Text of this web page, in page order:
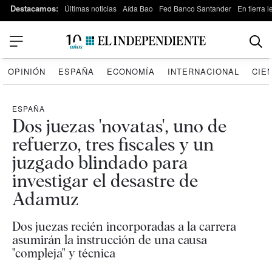
Destacamos: Últimas noticias Aída Bao Fed Banco Santander En tierra
OPINIÓN ESPAÑA ECONOMÍA INTERNACIONAL
ESPAÑA
Dos juezas 'novatas', uno de
refuerzo, tres fiscales y un
juzgado blindado para
investigar el desastre de
Adamuz
Dos juezas recién incorporadas a la carrera
asumirán la instrucción de una causa
"compleja" y técnica